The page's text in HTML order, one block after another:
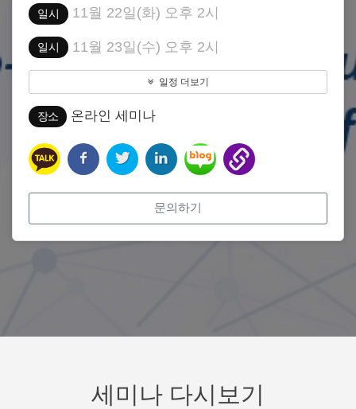
일시 11월 22일(화) 오후 2시
일시 11월 23일(수) 오후 2시
일정 더보기
장소 온라인 세미나
문의하기
세미나 다시보기